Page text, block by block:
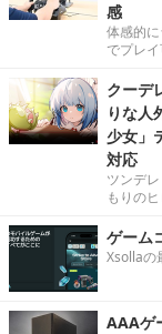
感
体感的
でプレイ
クーデ
りな人
少女」
対応
ツンデ
もりの
ゲーム
Xsollaの
AAAゲ